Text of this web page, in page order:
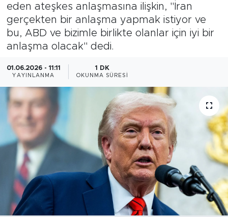
eden ateşkes anlaşmasına ilişkin, "İran
gerçekten bir anlaşma yapmak istiyor ve
bu, ABD ve bizimle birlikte olanlar için iyi bir
anlaşma olacak" dedi.
01.06.2026 - 11:11
YAYINLANMA
1 DK
OKUNMA SÜRESI
Magazin
Özel Haber
Politika
Resmi İlanlar
Sağlık
Spor
Turizm